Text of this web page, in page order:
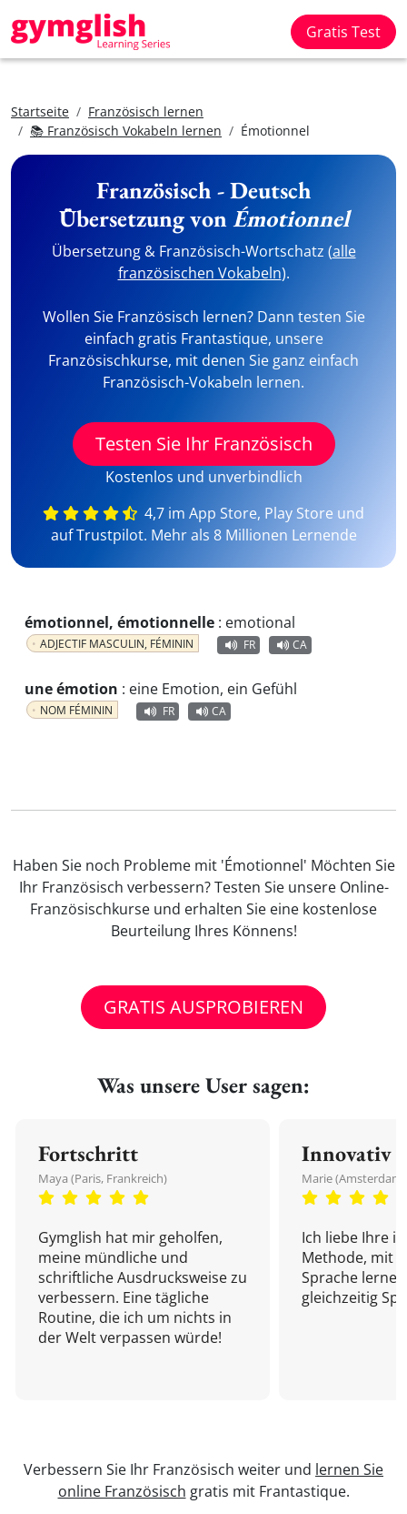
Gratis Test
Startseite
Französisch lernen
📚 Französisch Vokabeln lernen
Émotionnel
Französisch - Deutsch
Übersetzung vonÉmotionnel
Übersetzung & Französisch-Wortschatz (alle
französischen Vokabeln).
Wollen Sie Französisch lernen? Dann testen Sie
einfach gratis Frantastique, unsere
Französischkurse, mit denen Sie ganz einfach
Französisch-Vokabeln lernen.
Testen Sie Ihr Französisch
Kostenlos und unverbindlich
4,7 im App Store, Play Store und
auf Trustpilot. Mehr als 8 Millionen Lernende
émotionnel, émotionnelle : emotional
ADJECTIF MASCULIN, FÉMININ FR CA
une émotion : eine Emotion, ein Gefühl
NOM FÉMININ FR CA
Haben Sie noch Probleme mit 'Émotionnel' Möchten Sie
Ihr Französisch verbessern? Testen Sie unsere Online-
Französischkurse und erhalten Sie eine kostenlose
Beurteilung Ihres Könnens!
GRATIS AUSPROBIEREN
Was unsere User sagen:
Fortschritt
Maya (Paris, Frankreich)
Gymglish hat mir geholfen,
meine mündliche und
schriftliche Ausdrucksweise zu
verbessern. Eine tägliche
Routine, die ich um nichts in
der Welt verpassen würde!
Innovativ
Marie
Ich liebe Ihre
Methode, mit
Sprache
gleichzeitig
Verbessern Sie Ihr Französisch weiter und lernen Sie
online Französisch gratis mit Frantastique.